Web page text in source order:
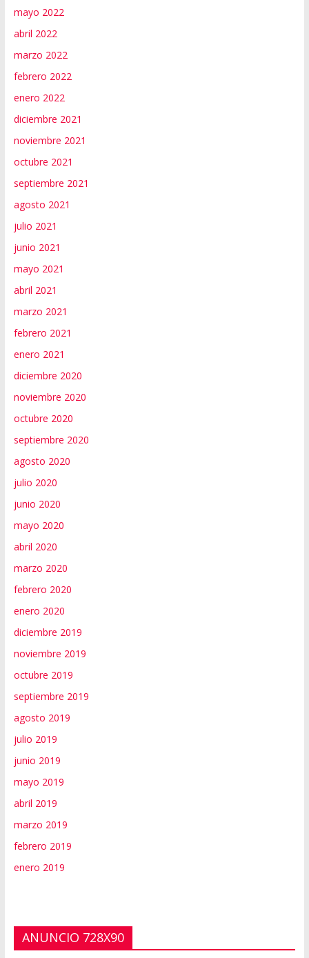
mayo 2022
abril 2022
marzo 2022
febrero 2022
enero 2022
diciembre 2021
noviembre 2021
octubre 2021
septiembre 2021
agosto 2021
julio 2021
junio 2021
mayo 2021
abril 2021
marzo 2021
febrero 2021
enero 2021
diciembre 2020
noviembre 2020
octubre 2020
septiembre 2020
agosto 2020
julio 2020
junio 2020
mayo 2020
abril 2020
marzo 2020
febrero 2020
enero 2020
diciembre 2019
noviembre 2019
octubre 2019
septiembre 2019
agosto 2019
julio 2019
junio 2019
mayo 2019
abril 2019
marzo 2019
febrero 2019
enero 2019
ANUNCIO 728X90